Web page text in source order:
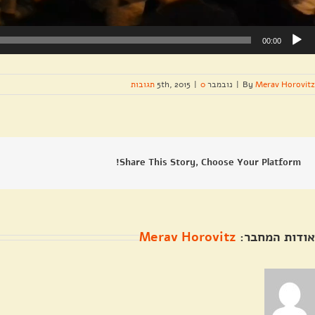
00:00
By Merav Horovitz
| נובמבר 5th, 2015 | 0 תגובות
Share This Story, Choose Your Platform!
אודות המחבר: Merav Horovitz